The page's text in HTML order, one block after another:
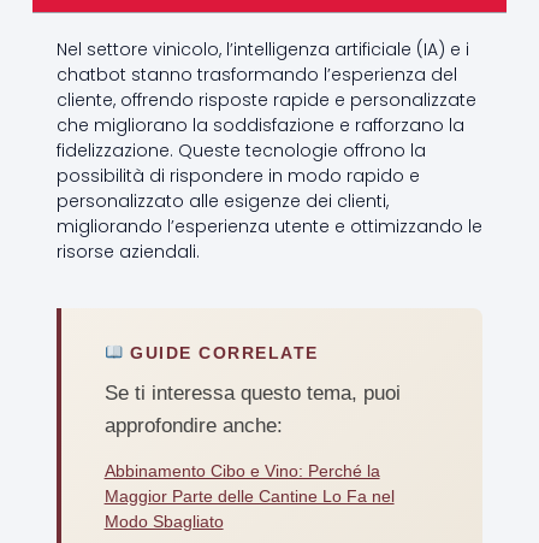
Nel settore vinicolo, l’intelligenza artificiale (IA) e i
chatbot stanno trasformando l’esperienza del
cliente, offrendo risposte rapide e personalizzate
che migliorano la soddisfazione e rafforzano la
fidelizzazione. Queste tecnologie offrono la
possibilità di rispondere in modo rapido e
personalizzato alle esigenze dei clienti,
migliorando l’esperienza utente e ottimizzando le
risorse aziendali.
GUIDE CORRELATE
Se ti interessa questo tema, puoi
approfondire anche:
Abbinamento Cibo e Vino: Perché la
Maggior Parte delle Cantine Lo Fa nel
Modo Sbagliato